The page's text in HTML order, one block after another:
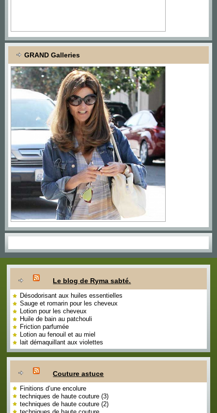
GRAND Galleries
Le blog de Ryma sabté.
Désodorisant aux huiles essentielles
Sauge et romarin pour les cheveux
Lotion pour les cheveux
Huile de bain au patchouli
Friction parfumée
Lotion au fenouil et au miel
lait démaquillant aux violettes
Couture astuce
Finitions d’une encolure
techniques de haute couture (3)
techniques de haute couture (2)